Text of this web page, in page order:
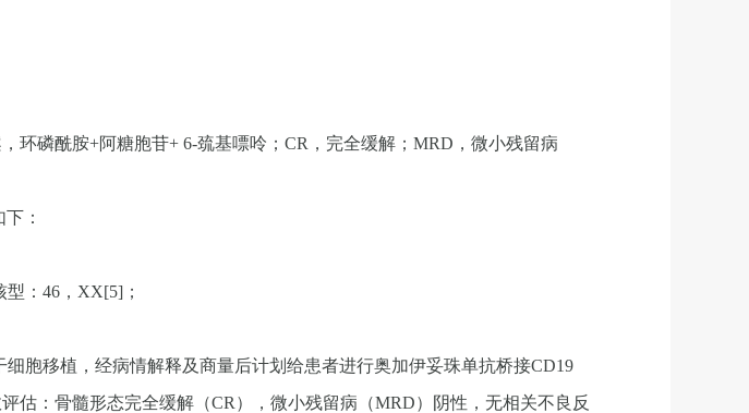
环磷酰胺+阿糖胞苷+ 6-巯基嘌呤；CR，完全缓解；MRD，微小残留病
：
：46，XX[5]；
胞移植，经病情解释及商量后计划给患者进行奥加伊妥珠单抗桥接CD19
估：骨髓形态完全缓解（CR），微小残留病（MRD）阴性，无相关不良反